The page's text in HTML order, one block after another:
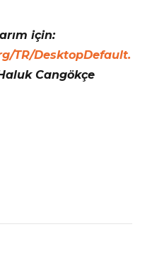
için:
TR/DesktopDefault.
Cangökçe